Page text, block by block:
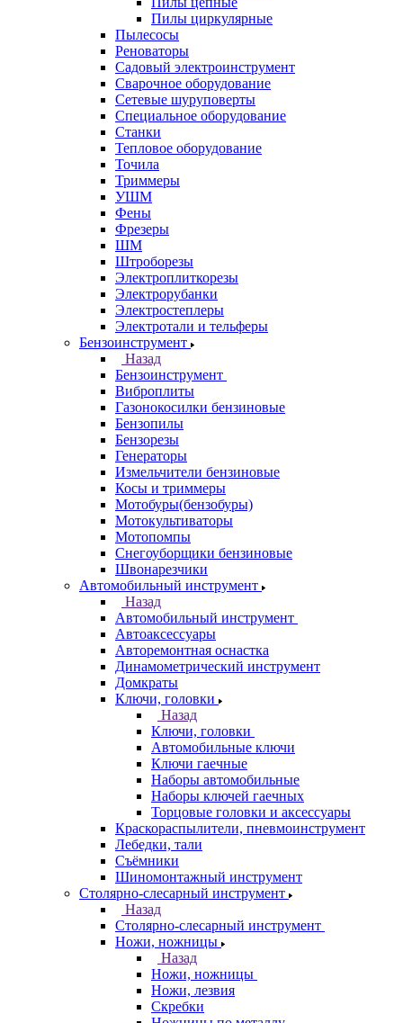
Пилы циркулярные
Пылесосы
Реноваторы
Садовый электроинструмент
Сварочное оборудование
Сетевые шуруповерты
Специальное оборудование
Станки
Тепловое оборудование
Точила
Триммеры
УШМ
Фены
Фрезеры
ШМ
Штроборезы
Электроплиткорезы
Электрорубанки
Электростеплеры
Электротали и тельферы
Бензоинструмент
Назад
Бензоинструмент
Виброплиты
Газонокосилки бензиновые
Бензопилы
Бензорезы
Генераторы
Измельчители бензиновые
Косы и триммеры
Мотобуры(бензобуры)
Мотокультиваторы
Мотопомпы
Снегоуборщики бензиновые
Швонарезчики
Автомобильный инструмент
Назад
Автомобильный инструмент
Автоаксессуары
Авторемонтная оснастка
Динамометрический инструмент
Домкраты
Ключи, головки
Назад
Ключи, головки
Автомобильные ключи
Ключи гаечные
Наборы автомобильные
Наборы ключей гаечных
Торцовые головки и аксессуары
Краскораспылители, пневмоинструмент
Лебедки, тали
Съёмники
Шиномонтажный инструмент
Столярно-слесарный инструмент
Назад
Столярно-слесарный инструмент
Ножи, ножницы
Назад
Ножи, ножницы
Ножи, лезвия
Скребки